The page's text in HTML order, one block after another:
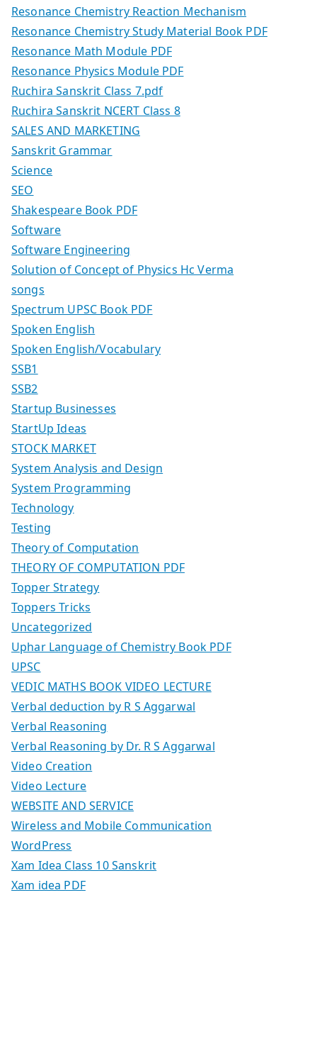
Resonance Chemistry Reaction Mechanism
Resonance Chemistry Study Material Book PDF
Resonance Math Module PDF
Resonance Physics Module PDF
Ruchira Sanskrit Class 7.pdf
Ruchira Sanskrit NCERT Class 8
SALES AND MARKETING
Sanskrit Grammar
Science
SEO
Shakespeare Book PDF
Software
Software Engineering
Solution of Concept of Physics Hc Verma
songs
Spectrum UPSC Book PDF
Spoken English
Spoken English/Vocabulary
SSB1
SSB2
Startup Businesses
StartUp Ideas
STOCK MARKET
System Analysis and Design
System Programming
Technology
Testing
Theory of Computation
THEORY OF COMPUTATION PDF
Topper Strategy
Toppers Tricks
Uncategorized
Uphar Language of Chemistry Book PDF
UPSC
VEDIC MATHS BOOK VIDEO LECTURE
Verbal deduction by R S Aggarwal
Verbal Reasoning
Verbal Reasoning by Dr. R S Aggarwal
Video Creation
Video Lecture
WEBSITE AND SERVICE
Wireless and Mobile Communication
WordPress
Xam Idea Class 10 Sanskrit
Xam idea PDF